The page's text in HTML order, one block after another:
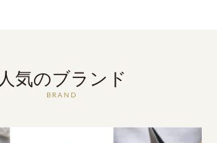
人気のブランド
BRAND